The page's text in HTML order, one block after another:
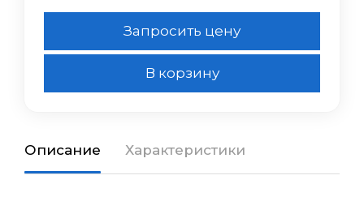
Запросить цену
В корзину
Описание Характеристики